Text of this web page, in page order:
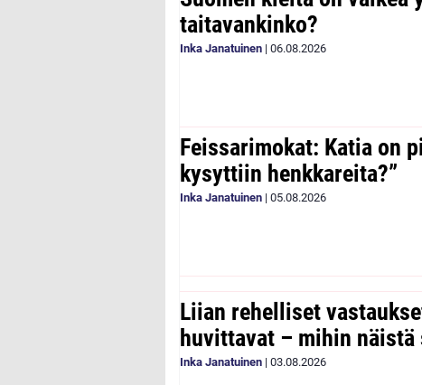
taitavankinko?
Inka Janatuinen | 06.08.2026
Feissarimokat: Katia on
kysyttiin henkkareita?”
Inka Janatuinen | 05.08.2026
Liian rehelliset
huvittavat – mihin
Inka Janatuinen | 03.08.2026